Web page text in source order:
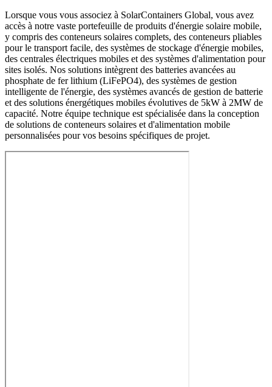
Lorsque vous vous associez à SolarContainers Global, vous avez
accès à notre vaste portefeuille de produits d'énergie solaire mobile,
y compris des conteneurs solaires complets, des conteneurs pliables
pour le transport facile, des systèmes de stockage d'énergie mobiles,
des centrales électriques mobiles et des systèmes d'alimentation pour
sites isolés. Nos solutions intègrent des batteries avancées au
phosphate de fer lithium (LiFePO4), des systèmes de gestion
intelligente de l'énergie, des systèmes avancés de gestion de batterie
et des solutions énergétiques mobiles évolutives de 5kW à 2MW de
capacité. Notre équipe technique est spécialisée dans la conception
de solutions de conteneurs solaires et d'alimentation mobile
personnalisées pour vos besoins spécifiques de projet.